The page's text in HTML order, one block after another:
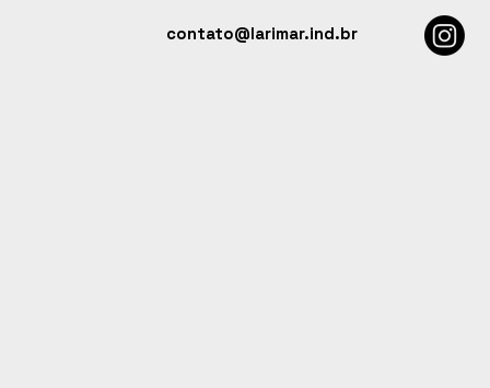
contato@larimar.ind.br